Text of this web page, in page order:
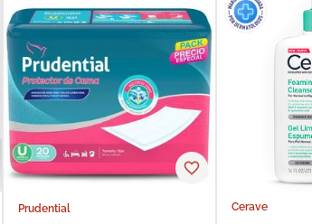
Prudential Cerave